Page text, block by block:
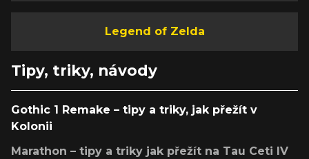
Legend of Zelda
Tipy, triky, návody
Gothic 1 Remake – tipy a triky, jak přežít v
Kolonii
Marathon – tipy a triky jak přežít na Tau Ceti IV